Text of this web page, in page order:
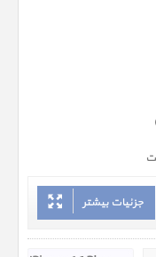
جزئیات بیشتر